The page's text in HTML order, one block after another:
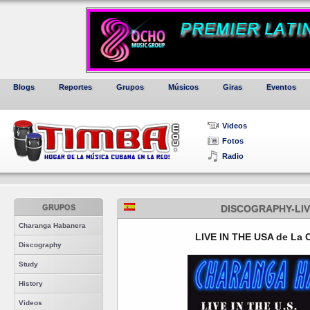
Blogs Reportes Grupos Músicos Giras Eventos
Videos
Fotos
Radio
GRUPOS
Charanga Habanera
Discography
Study
History
Videos
DISCOGRAPHY-
LIVE IN THE USA de La